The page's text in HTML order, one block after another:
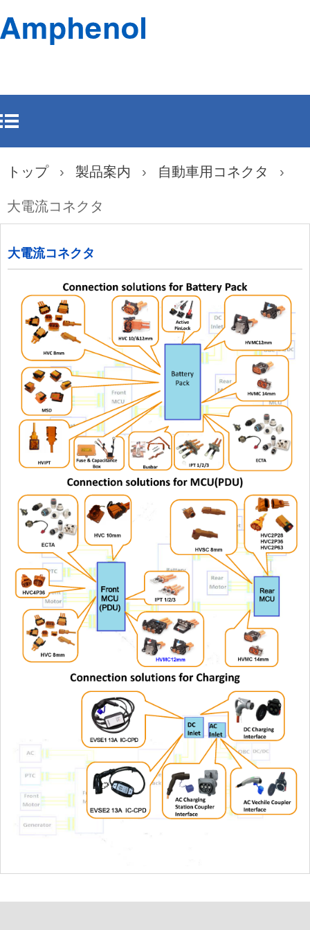
トップ › 製品案内 › 自動車用コネクタ ›
大電流コネクタ
大電流コネクタ